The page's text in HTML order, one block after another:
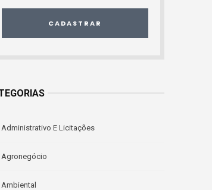
CADASTRAR
Administrativo E Licitações
Agronegócio
Ambiental